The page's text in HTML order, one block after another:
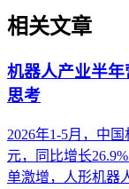
相关文章
机器人产业半
思考
2026年1-5月，中
元，同比增长
单激增，人形机器